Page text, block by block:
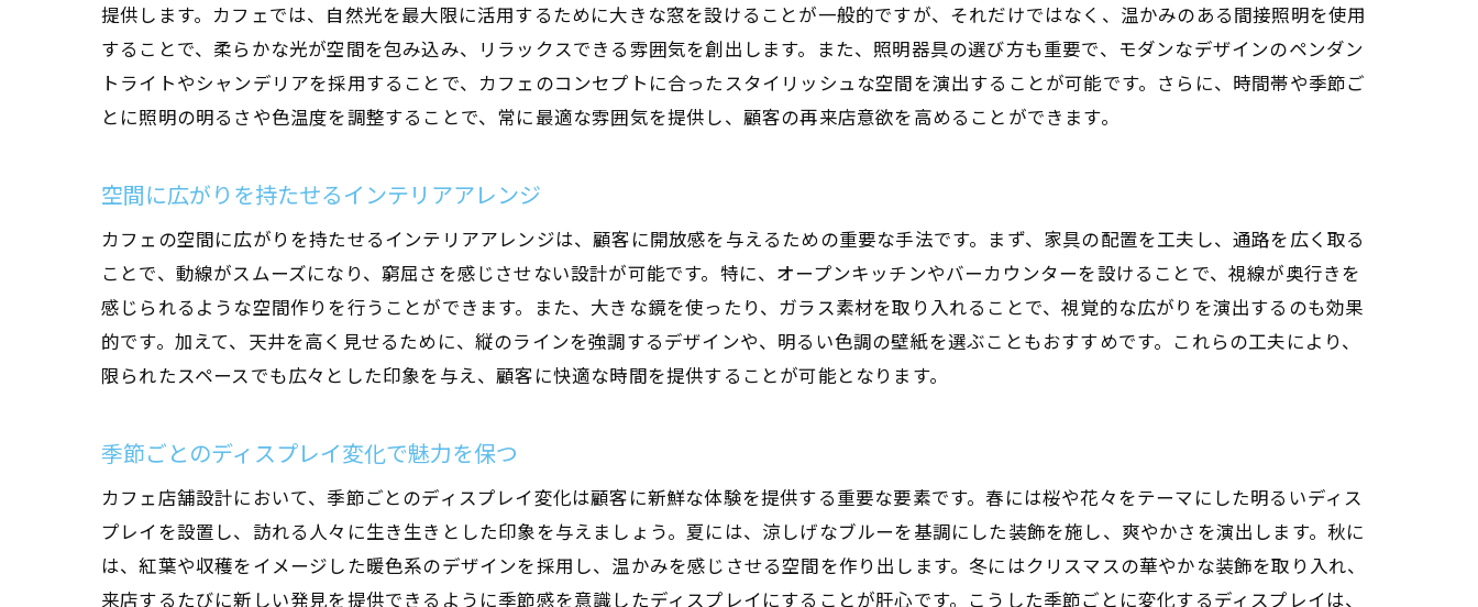
提供します。カフェでは、自然光を最大限に活用するために大きな窓を設けることが一般的ですが、それだけではなく、温かみのある間接照明を使用
することで、柔らかな光が空間を包み込み、リラックスできる雰囲気を創出します。また、照明器具の選び方も重要で、モダンなデザインのペンダン
トライトやシャンデリアを採用することで、カフェのコンセプトに合ったスタイリッシュな空間を演出することが可能です。さらに、時間帯や季節ご
とに照明の明るさや色温度を調整することで、常に最適な雰囲気を提供し、顧客の再来店意欲を高めることができます。
空間に広がりを持たせるインテリアアレンジ
カフェの空間に広がりを持たせるインテリアアレンジは、顧客に開放感を与えるための重要な手法です。まず、家具の配置を工夫し、通路を広く取る
ことで、動線がスムーズになり、窮屈さを感じさせない設計が可能です。特に、オープンキッチンやバーカウンターを設けることで、視線が奥行きを
感じられるような空間作りを行うことができます。また、大きな鏡を使ったり、ガラス素材を取り入れることで、視覚的な広がりを演出するのも効果
的です。加えて、天井を高く見せるために、縦のラインを強調するデザインや、明るい色調の壁紙を選ぶこともおすすめです。これらの工夫により、
限られたスペースでも広々とした印象を与え、顧客に快適な時間を提供することが可能となります。
季節ごとのディスプレイ変化で魅力を保つ
カフェ店舗設計において、季節ごとのディスプレイ変化は顧客に新鮮な体験を提供する重要な要素です。春には桜や花々をテーマにした明るいディス
プレイを設置し、訪れる人々に生き生きとした印象を与えましょう。夏には、涼しげなブルーを基調にした装飾を施し、爽やかさを演出します。秋に
は、紅葉や収穫をイメージした暖色系のデザインを採用し、温かみを感じさせる空間を作り出します。冬にはクリスマスの華やかな装飾を取り入れ、
来店するたびに新しい発見を提供できるように季節感を意識したディスプレイにすることが肝心です。こうした季節ごとに変化するディスプレイは、